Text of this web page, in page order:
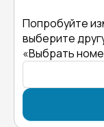
Попробуйте
выберите
«Выбрать